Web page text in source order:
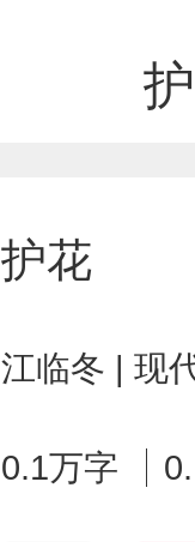
护花
江临冬 | 现
0.1万字